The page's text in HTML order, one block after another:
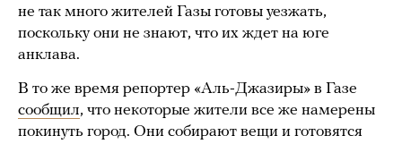
не так много жителей Газы готовы уезжать,
поскольку они не знают, что их ждет на юге
анклава.
В то же время репортер «Аль-Джазиры» в Газе
сообщил, что некоторые жители все же намерены
покинуть город. Они собирают вещи и готовятся